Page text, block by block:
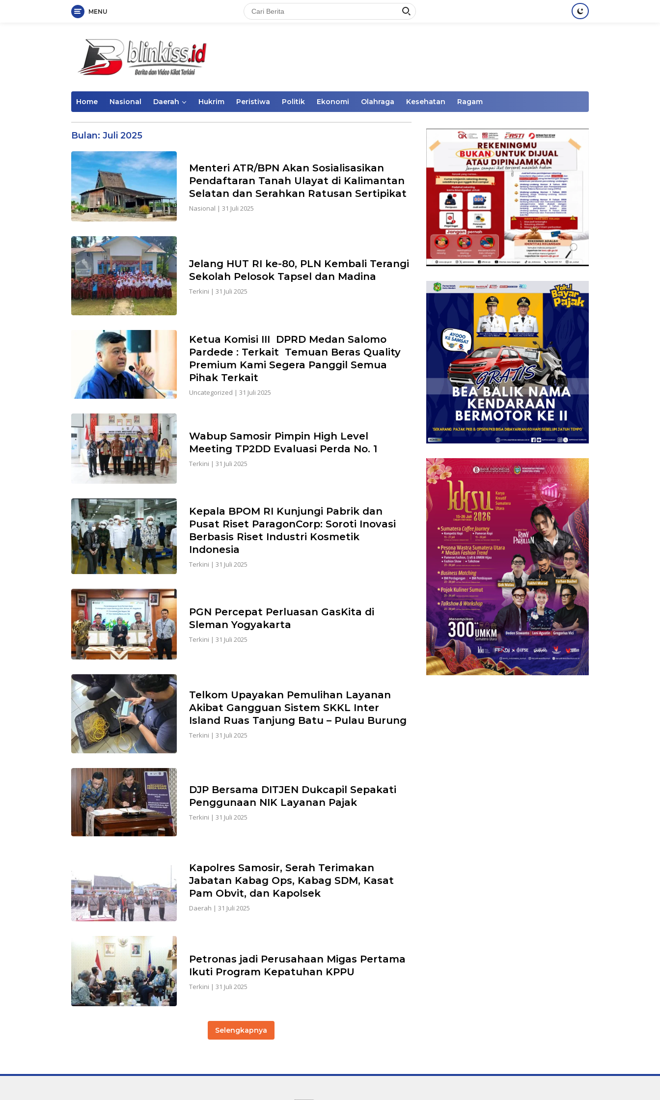
MENU
Home Nasional Daerah Hukrim Peristiwa Politik Ekonomi Olahraga Kesehatan Ragam
Bulan: Juli 2025
Menteri ATR/BPN Akan Sosialisasikan
Pendaftaran Tanah Ulayat di Kalimantan
Selatan dan Serahkan Ratusan Sertipikat
Nasional | 31 Juli 2025
Jelang HUT RI ke-80, PLN Kembali Terangi
Sekolah Pelosok Tapsel dan Madina
Terkini | 31 Juli 2025
Ketua Komisi III DPRD Medan Salomo
Pardede : Terkait Temuan Beras Quality
Premium Kami Segera Panggil Semua
Pihak Terkait
Uncategorized | 31 Juli 2025
Wabup Samosir Pimpin High Level
Meeting TP2DD Evaluasi Perda No. 1
Terkini | 31 Juli 2025
Kepala BPOM RI Kunjungi Pabrik dan
Pusat Riset ParagonCorp: Soroti Inovasi
Berbasis Riset Industri Kosmetik
Indonesia
Terkini | 31 Juli 2025
PGN Percepat Perluasan GasKita di
Sleman Yogyakarta
Terkini | 31 Juli 2025
Telkom Upayakan Pemulihan Layanan
Akibat Gangguan Sistem SKKL Inter
Island Ruas Tanjung Batu – Pulau Burung
Terkini | 31 Juli 2025
DJP Bersama DITJEN Dukcapil Sepakati
Penggunaan NIK Layanan Pajak
Terkini | 31 Juli 2025
Kapolres Samosir, Serah Terimakan
Jabatan Kabag Ops, Kabag SDM, Kasat
Pam Obvit, dan Kapolsek
Daerah | 31 Juli 2025
Petronas jadi Perusahaan Migas Pertama
Ikuti Program Kepatuhan KPPU
Terkini | 31 Juli 2025
Selengkapnya